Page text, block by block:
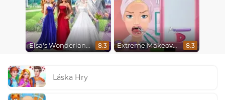
Elsa's Wonderland Wedding 8.3 Extreme Makeover 8.3
Láska Hry